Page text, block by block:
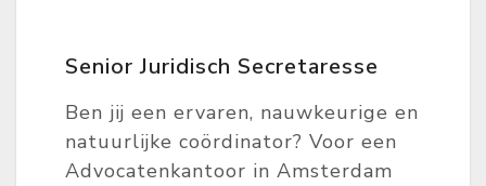
Senior Juridisch Secretaresse
Ben jij een ervaren, nauwkeurige en
natuurlijke coördinator? Voor een
Advocatenkantoor in Amsterdam